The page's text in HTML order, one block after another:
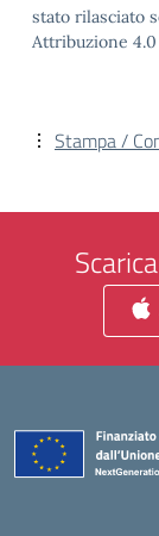
stato rilasciato
Attribuzione
Stampa /